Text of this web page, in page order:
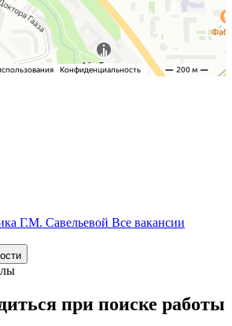
Г.М. Савельевой Все вакансии
при поиске работы